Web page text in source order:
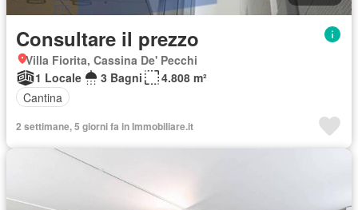
Consultare il prezzo
Villa Fiorita, Cassina De' Pecchi
1 Locale
3 Bagni
4.808 m²
Cantina
2 settimane, 5 giorni fa in Immobiliare.it